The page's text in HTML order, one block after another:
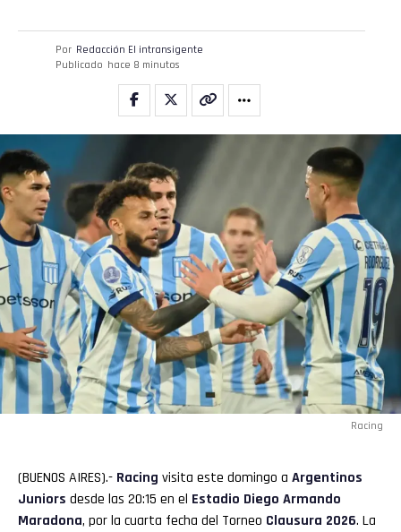
Por Redacción El intransigente
Publicado hace 8 minutos
Racing
(BUENOS AIRES).- Racing visita este domingo a Argentinos
Juniors desde las 20:15 en el Estadio Diego Armando
Maradona, por la cuarta fecha del Torneo Clausura 2026. La